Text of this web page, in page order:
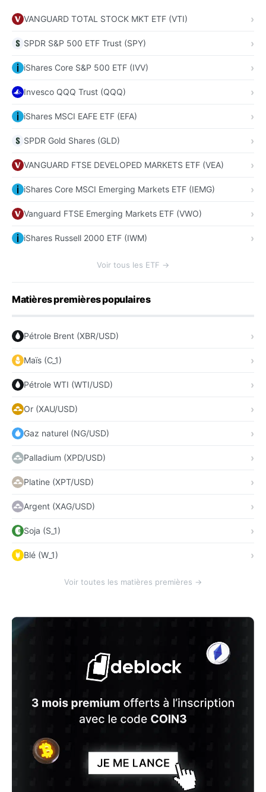
VANGUARD TOTAL STOCK MKT ETF (VTI)
SPDR S&P 500 ETF Trust (SPY)
iShares Core S&P 500 ETF (IVV)
Invesco QQQ Trust (QQQ)
iShares MSCI EAFE ETF (EFA)
SPDR Gold Shares (GLD)
VANGUARD FTSE DEVELOPED MARKETS ETF (VEA)
iShares Core MSCI Emerging Markets ETF (IEMG)
Vanguard FTSE Emerging Markets ETF (VWO)
iShares Russell 2000 ETF (IWM)
Voir tous les ETF →
Matières premières populaires
Pétrole Brent (XBR/USD)
Maïs (C_1)
Pétrole WTI (WTI/USD)
Or (XAU/USD)
Gaz naturel (NG/USD)
Palladium (XPD/USD)
Platine (XPT/USD)
Argent (XAG/USD)
Soja (S_1)
Blé (W_1)
Voir toutes les matières premières →